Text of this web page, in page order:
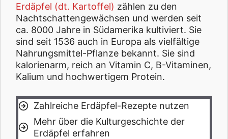
Erdäpfel (dt. Kartoffel) zählen zu den
Nachtschattengewächsen und werden seit
ca. 8000 Jahre in Südamerika kultiviert. Sie
sind seit 1536 auch in Europa als vielfältige
Nahrungsmittel-Pflanze bekannt. Sie sind
kalorienarm, reich an Vitamin C, B-Vitaminen,
Kalium und hochwertigem Protein.
Zahlreiche Erdäpfel-Rezepte nutzen
Mehr über die Kulturgeschichte der
Erdäpfel erfahren